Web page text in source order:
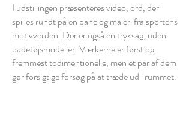
I udstillingen præsenteres video, ord, der
spilles rundt på en bane og maleri fra sportens
motivverden. Der er også en tryksag, uden
badetøjsmodeller. Værkerne er først og
fremmest todimentionelle, men et par af dem
gør forsigtige forsøg på at træde ud i rummet.